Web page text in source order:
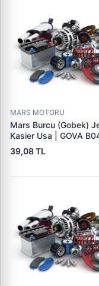
MARS MOTORU
Mars Burcu (Gobek)
Kasier Usa | GOVA
39,08 TL